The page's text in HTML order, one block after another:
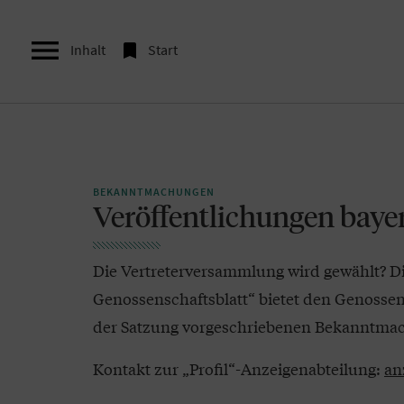
 Inhalt  Start
BEKANNTMACHUNGEN
Veröffentlichungen
Die Vertreterversammlung wird gewählt?
Genossenschaftsblatt“ bietet den
der Satzung vorgeschriebenen
Kontakt zur „Profil“-Anzeigenabteilung: